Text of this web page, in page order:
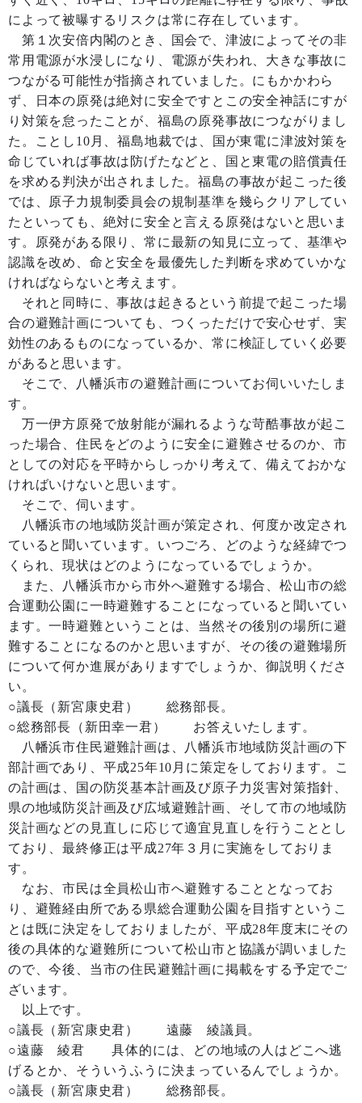
によって被曝するリスクは常に存在しています。
第１次安倍内閣のとき、国会で、津波によってその非
常用電源が水浸しになり、電源が失われ、大きな事故に
つながる可能性が指摘されていました。にもかかわら
ず、日本の原発は絶対に安全ですとこの安全神話にすが
り対策を怠ったことが、福島の原発事故につながりまし
た。ことし10月、福島地裁では、国が東電に津波対策を
命じていれば事故は防げたなどと、国と東電の賠償責任
を求める判決が出されました。福島の事故が起こった後
では、原子力規制委員会の規制基準を幾らクリアしてい
たといっても、絶対に安全と言える原発はないと思いま
す。原発がある限り、常に最新の知見に立って、基準や
認識を改め、命と安全を最優先した判断を求めていかな
ければならないと考えます。
それと同時に、事故は起きるという前提で起こった場
合の避難計画についても、つくっただけで安心せず、実
効性のあるものになっているか、常に検証していく必要
があると思います。
そこで、八幡浜市の避難計画についてお伺いいたしま
す。
万一伊方原発で放射能が漏れるような苛酷事故が起こ
った場合、住民をどのように安全に避難させるのか、市
としての対応を平時からしっかり考えて、備えておかな
ければいけないと思います。
そこで、伺います。
八幡浜市の地域防災計画が策定され、何度か改定され
ていると聞いています。いつごろ、どのような経緯でつ
くられ、現状はどのようになっているでしょうか。
また、八幡浜市から市外へ避難する場合、松山市の総
合運動公園に一時避難することになっていると聞いてい
ます。一時避難ということは、当然その後別の場所に避
難することになるのかと思いますが、その後の避難場所
について何か進展がありますでしょうか、御説明くださ
い。
○議長（新宮康史君） 総務部長。
○総務部長（新田幸一君） お答えいたします。
八幡浜市住民避難計画は、八幡浜市地域防災計画の下
部計画であり、平成25年10月に策定をしております。こ
の計画は、国の防災基本計画及び原子力災害対策指針、
県の地域防災計画及び広域避難計画、そして市の地域防
災計画などの見直しに応じて適宜見直しを行うこととし
ており、最終修正は平成27年３月に実施をしておりま
す。
なお、市民は全員松山市へ避難することとなってお
り、避難経由所である県総合運動公園を目指すというこ
とは既に決定をしておりましたが、平成28年度末にその
後の具体的な避難所について松山市と協議が調いました
ので、今後、当市の住民避難計画に掲載をする予定でご
ざいます。
以上です。
○議長（新宮康史君） 遠藤 綾議員。
○遠藤 綾君 具体的には、どの地域の人はどこへ逃
げるとか、そういうふうに決まっているんでしょうか。
○議長（新宮康史君） 総務部長。